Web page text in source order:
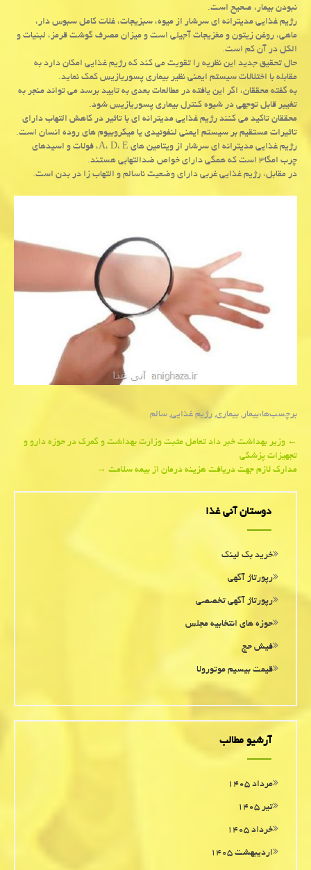
نبودن بیمار، صحیح است.
رژیم غذایی مدیترانه ای سرشار از میوه، سبزیجات، غلات كامل سبوس دار،
ماهی، روغن زیتون و مغزیجات آجیلی است و میزان مصرف گوشت قرمز، لبنیات و
الكل در آن كم است.
حال تحقیق جدید این نظریه را تقویت می كند كه رژیم غذایی امكان دارد به
مقابله با اختلالات سیستم ایمنی نظیر بیماری پسوریازیس كمك نماید.
به گفته محققان، اگر این یافته در مطالعات بعدی به تایید برسد می تواند منجر به
تغییر قابل توجهی در شیوه كنترل بیماری پسوریازیس شود.
محققان تاكید می كنند رژیم غذایی مدیترانه ای با تاثیر در كاهش التهاب دارای
تاثیرات مستقیم بر سیستم ایمنی لنفوئیدی یا میكروبیوم های روده انسان است.
رژیم غذایی مدیترانه ای سرشار از ویتامین های A، D، E، فولات و اسیدهای
چرب امگا۳ است كه همگی دارای خواص ضدالتهابی هستند.
در مقابل، رژیم غذایی غربی دارای وضعیت ناسالم و التهاب زا در بدن است.
برچسب‌ها:بیمار,بیماری,رژیم غذایی,سالم
Post
navigation
←وزیر بهداشت خبر داد تعامل مثبت وزارت بهداشت و گمرك در حوزه دارو و
تجهیزات پزشكی
مدارك لازم جهت دریافت هزینه درمان از بیمه سلامت→
دوستان آنی غذا
خرید بک لینک
رپورتاژ آگهی
رپورتاژ آگهی تخصصی
حوزه های انتخابیه مجلس
فیش حج
قیمت بیسیم موتورولا
آرشیو مطالب
مرداد ۱۴۰۵
تیر ۱۴۰۵
خرداد ۱۴۰۵
اردیبهشت ۱۴۰۵